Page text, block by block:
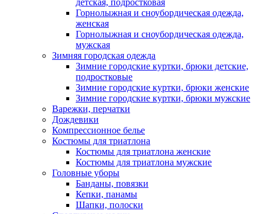
детская, подростковая
Горнолыжная и сноубордическая одежда,
женская
Горнолыжная и сноубордическая одежда,
мужская
Зимняя городская одежда
Зимние городские куртки, брюки детские,
подростковые
Зимние городские куртки, брюки женские
Зимние городские куртки, брюки мужские
Варежки, перчатки
Дождевики
Компрессионное белье
Костюмы для триатлона
Костюмы для триатлона женские
Костюмы для триатлона мужские
Головные уборы
Банданы, повязки
Кепки, панамы
Шапки, полоски